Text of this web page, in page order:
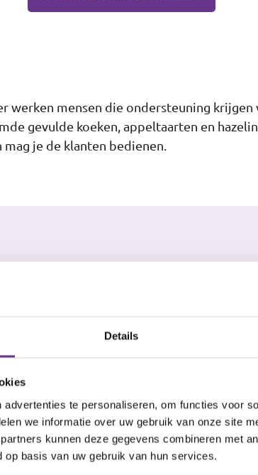
Details
te personaliseren, om functies voor
we informatie over uw gebruik van onze site
kunnen deze gegevens combineren met
basis van uw gebruik van hun services.
werken mensen die ondersteuning krijgen
gevulde koeken, appeltaarten en
je de klanten bedienen.
voor. Je hebt
hebt. Het
tussen
tot 16.00 uur.
uur. De
gerust eens
"Wij
collega's